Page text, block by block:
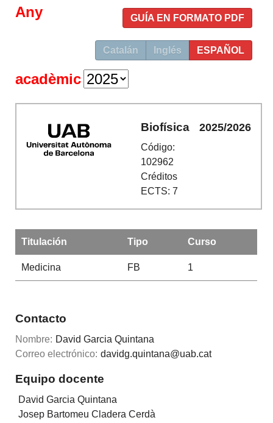
GUÍA EN FORMATO PDF
Catalán Inglés ESPAÑOL
Any
acadèmic
Biofísica
Código:
102962
Créditos
ECTS: 7
2025/2026
Titulación Tipo Curso
Medicina FB 1
Contacto
Nombre: David Garcia Quintana
Correo electrónico: davidg.quintana@uab.cat
Equipo docente
David Garcia Quintana
Josep Bartomeu Cladera Cerdà